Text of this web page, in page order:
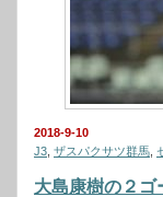
2018-9-10
J3 ザスパクサツ群馬
大島康樹の２